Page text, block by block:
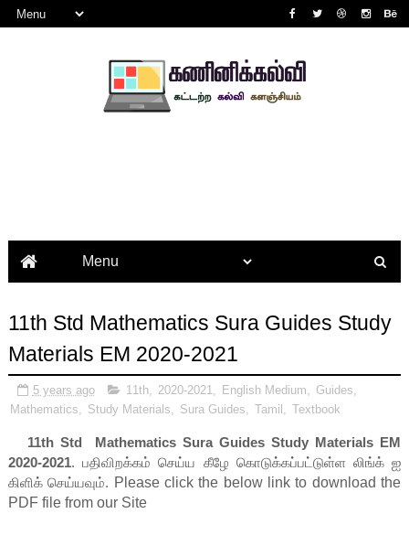
11th Std Mathematics Sura Guides Study
Materials EM 2020-2021
5 years ago 11th, 2020-2021 English Medium Guides
Mathematics
Study Materials Sura Guides Tamil Textbook
11th Std Mathematics Sura Guides Study Materials EM
2020-2021.பதிவிறக்கம் செய்ய கீழே கொடுக்கப்பட்டுள்ள லிங்க் ஐ
கிளிக் செய்யவும். Please click the below link to download the
PDF file from our Site